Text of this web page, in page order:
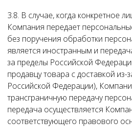
3.8. В случае, когда конкретное
Компания передает
без поручения обработки
является иностранным и
за пределы Российской
продавцу товара с доставкой из-
Российской Федерации),
трансграничную передачу
передача осуществляется
соответствующего правового